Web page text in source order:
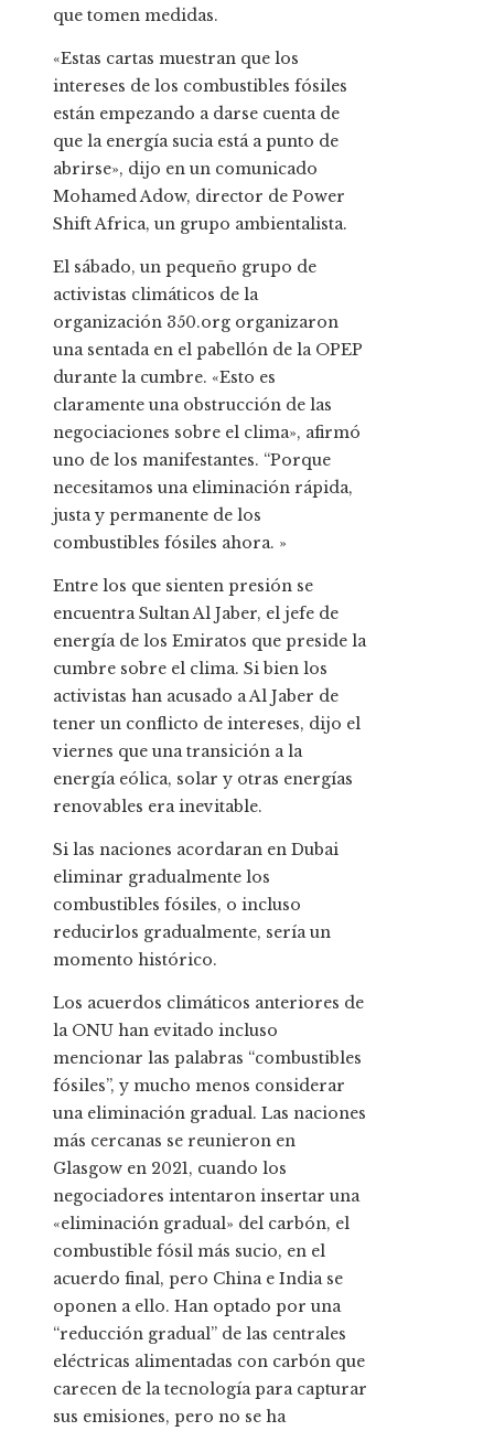
que tomen medidas.
«Estas cartas muestran que los
intereses de los combustibles fósiles
están empezando a darse cuenta de
que la energía sucia está a punto de
abrirse», dijo en un comunicado
Mohamed Adow, director de Power
Shift Africa, un grupo ambientalista.
El sábado, un pequeño grupo de
activistas climáticos de la
organización 350.org organizaron
una sentada en el pabellón de la OPEP
durante la cumbre. «Esto es
claramente una obstrucción de las
negociaciones sobre el clima», afirmó
uno de los manifestantes. “Porque
necesitamos una eliminación rápida,
justa y permanente de los
combustibles fósiles ahora. »
Entre los que sienten presión se
encuentra Sultan Al Jaber, el jefe de
energía de los Emiratos que preside la
cumbre sobre el clima. Si bien los
activistas han acusado a Al Jaber de
tener un conflicto de intereses, dijo el
viernes que una transición a la
energía eólica, solar y otras energías
renovables era inevitable.
Si las naciones acordaran en Dubai
eliminar gradualmente los
combustibles fósiles, o incluso
reducirlos gradualmente, sería un
momento histórico.
Los acuerdos climáticos anteriores de
la ONU han evitado incluso
mencionar las palabras “combustibles
fósiles”, y mucho menos considerar
una eliminación gradual. Las naciones
más cercanas se reunieron en
Glasgow en 2021, cuando los
negociadores intentaron insertar una
«eliminación gradual» del carbón, el
combustible fósil más sucio, en el
acuerdo final, pero China e India se
oponen a ello. Han optado por una
“reducción gradual” de las centrales
eléctricas alimentadas con carbón que
carecen de la tecnología para capturar
sus emisiones, pero no se ha